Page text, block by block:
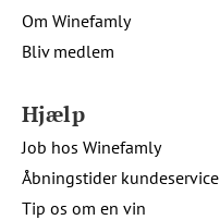
Om Winefamly
Bliv medlem
Hjælp
Job hos Winefamly
Åbningstider kundeservice
Tip os om en vin